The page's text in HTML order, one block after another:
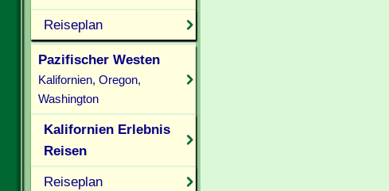
Reiseplan
Pazifischer Westen
Kalifornien, Oregon,
Washington
Kalifornien Erlebnis
Reisen
Reiseplan